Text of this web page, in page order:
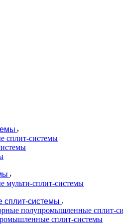
сплит-системы
мульти-сплит-системы
системы
полупромышленные сплит-
сплит-системы